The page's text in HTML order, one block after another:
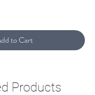
to Cart
Products